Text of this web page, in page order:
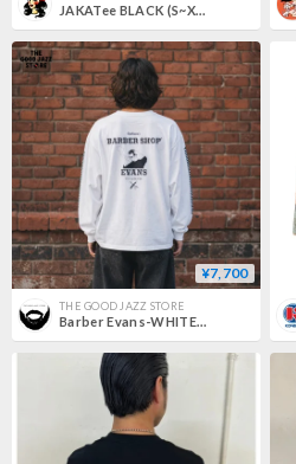
JAKATee BLACK (S~XXL) 数量限定
¥7,700
THE GOOD JAZZ STORE
Barber Evans-WHITE by ADLIB CAT